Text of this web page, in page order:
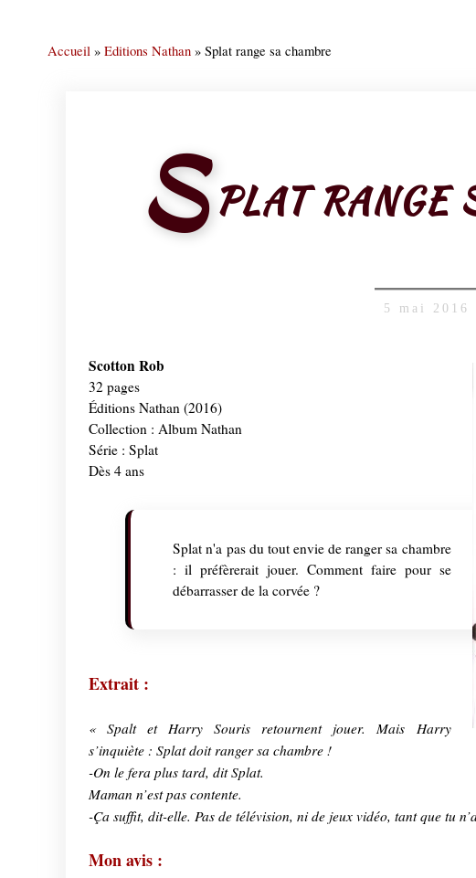
Accueil » Editions Nathan » Splat range sa chambre
S PLAT RANGE
5 mai 2016
Scotton Rob
32 pages
Éditions Nathan (2016)
Collection : Album Nathan
Série : Splat
Dès 4 ans
Splat n'a pas du tout envie de ranger sa chambre
: il préfèrerait jouer. Comment faire pour se
débarrasser de la corvée ?
Extrait :
« Spalt et Harry Souris retournent jouer. Mais Harry
s’inquiète : Splat doit ranger sa chambre !
-On le fera plus tard, dit Splat.
Maman n’est pas contente.
-Ça suffit, dit-elle. Pas de télévision, ni de jeux vidéo, tant que tu
Mon avis :